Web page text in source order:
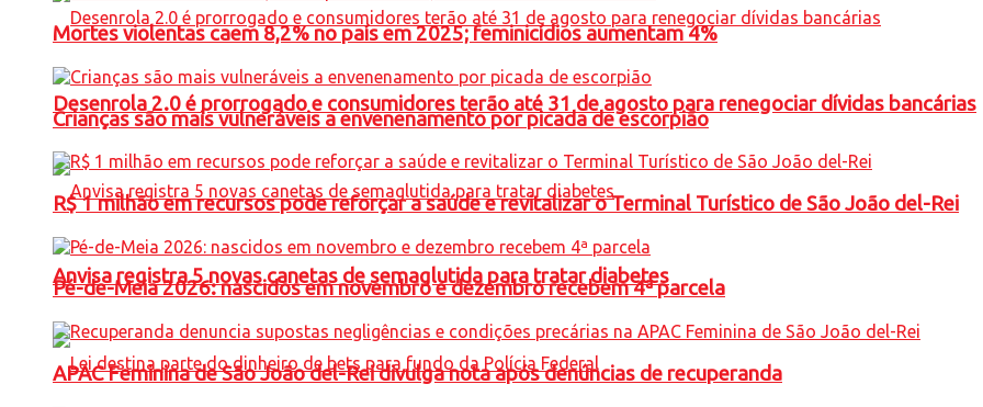
Desenrola 2.0 é prorrogado e consumidores terão até 31 de agosto para renegociar dívidas bancárias
Anvisa registra 5 novas canetas de semaglutida para tratar diabetes
Mortes violentas caem 8,2% no país em 2025; feminicídios aumentam 4%
Crianças são mais vulneráveis a envenenamento por picada de escorpião
R$ 1 milhão em recursos pode reforçar a saúde e revitalizar o Terminal Turístico de São João del-Rei
Pé-de-Meia 2026: nascidos em novembro e dezembro recebem 4ª parcela
APAC Feminina de São João del-Rei divulga nota após denúncias de recuperanda